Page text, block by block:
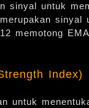
sinyal untuk
sinyal
memotong
Index)
untuk